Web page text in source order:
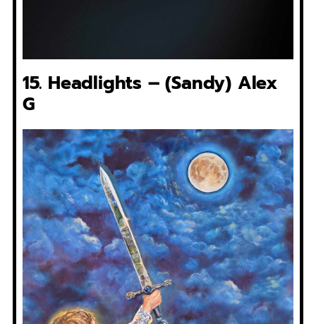
15. Headlights – (Sandy) Alex
G